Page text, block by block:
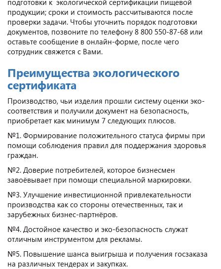
подготовки к экологической сертификации пищевой
продукции; сроки и стоимость рассчитываются после
проверки задачи. Чтобы уточнить порядок подготовки
документов, позвоните по телефону 8 800 550-87-68 или
оставьте сообщение в онлайн-форме, после чего
сотрудник свяжется с Вами.
Преимущества экологического
сертификата
Производство, чьи изделия прошли систему оценки эко-
соответствия и получили документ на безопасность,
приобретает как минимум 7 следующих плюсов.
№1. Формирование положительного статуса фирмы при
помощи соблюдения правил для поддержания здоровья
граждан.
№2. Доверие потребителей, которое бизнесмен
завоёвывает при помощи специальной маркировки.
№3. Улучшение инвестиционной привлекательности
производства как со стороны отечественных, так и
зарубежных бизнес-партнёров.
№4. Достойное качество и эко-безопасность служат
отличным инструментом для рекламы.
№5. Повышение шанса выигрыша и получения госзаказа
на различных тендерах и закупках.